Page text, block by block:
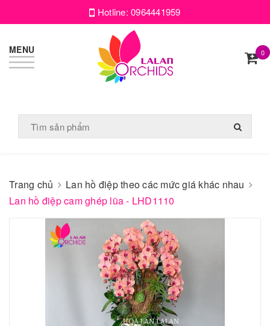
Hotline:0964441959
MENU 0
Trang chủ
Lan hồ điệp theo các mức giá khác nhau
Lan hồ điệp cam ghép lũa - LHD1110